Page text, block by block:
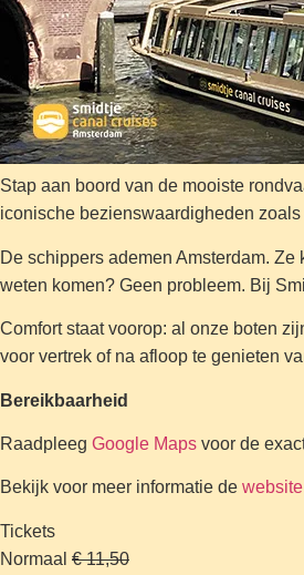
Stap aan boord van de mooiste
iconische bezienswaardigheden
De schippers ademen Amsterdam.
weten komen? Geen probleem. Bij
Comfort staat voorop: al onze boten
voor vertrek of na afloop te genieten
Bereikbaarheid
Raadpleeg Google Maps voor de
Bekijk voor meer informatie de website
Tickets
Normaal € 11,50